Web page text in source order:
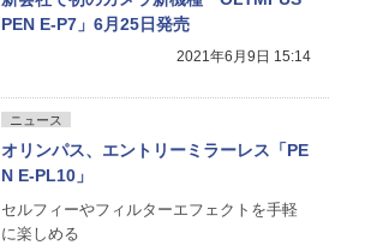
PEN E-P7」6月25日発売
2021年6月9日 15:14
ニュース
オリンパス、エントリーミラーレス「PE
N E-PL10」
セルフィーやフィルターエフェクトを手軽
に楽しめる